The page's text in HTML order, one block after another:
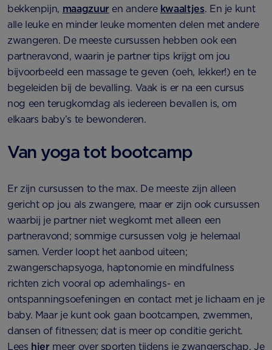
bekkenpijn, maagzuur en andere kwaaltjes. En je kunt
alle leuke en minder leuke momenten delen met andere
zwangeren. De meeste cursussen hebben ook een
partneravond, waarin je partner tips krijgt om jou
bijvoorbeeld een massage te geven (oeh, lekker!) en te
begeleiden bij de bevalling. Vaak is er na een cursus
nog een terugkomdag als iedereen bevallen is, om
elkaars baby’s te bewonderen.
Van yoga tot bootcamp
Er zijn cursussen to the max. De meeste zijn alleen
gericht op jou als zwangere, maar er zijn ook cursussen
waarbij je partner niet wegkomt met alleen een
partneravond; sommige cursussen volg je helemaal
samen. Verder loopt het aanbod uiteen;
zwangerschapsyoga, haptonomie en mindfulness
richten zich vooral op ademhalings- en
ontspanningsoefeningen en contact met je lichaam en je
baby. Maar je kunt ook gaan bootcampen, zwemmen,
dansen of fitnessen; dat is meer op conditie gericht.
Lees hier meer over sporten tijdens je zwangerschap. Je